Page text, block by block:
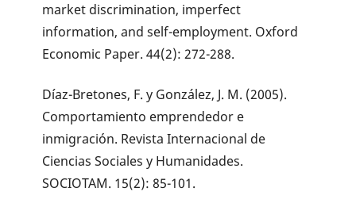
market discrimination, imperfect
information, and self-employment. Oxford
Economic Paper. 44(2): 272-288.
Díaz-Bretones, F. y González, J. M. (2005).
Comportamiento emprendedor e
inmigración. Revista Internacional de
Ciencias Sociales y Humanidades.
SOCIOTAM. 15(2): 85-101.